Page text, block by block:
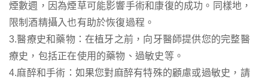
煙數週，因為煙草可能影響手術和康復的成功。同樣地，
限制酒精攝入也有助於恢復過程。
3.醫療史和藥物：在植牙之前，向牙醫師提供您的完整醫
療史，包括正在使用的藥物、過敏史等。
4.麻醉和手術：如果您對麻醉有特殊的顧慮或過敏史，請